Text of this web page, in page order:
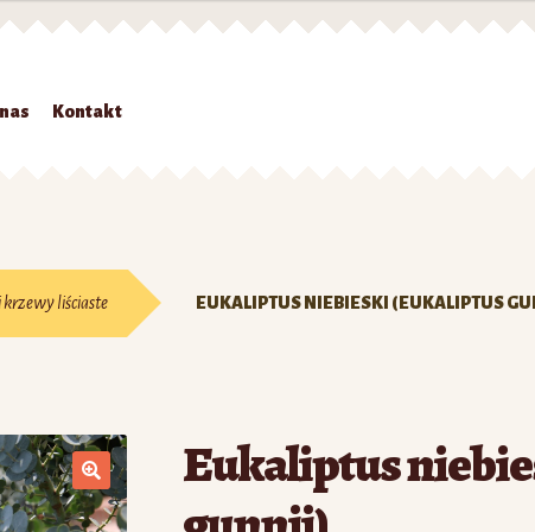
Kontakt
liściaste EUKALIPTUS NIEBIESKI (EUKALIPTUS
Eukaliptus